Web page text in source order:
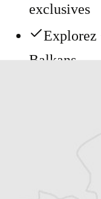
exclusives
Explorez
Balkans